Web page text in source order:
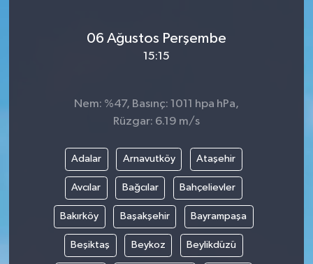
06 Ağustos Perşembe
15:15
Nem: %47, Basınç: 1011 hpa hPa,
Rüzgar: 6.19 m/s
Adalar Arnavutköy Ataşehir
Avcılar Bağcılar Bahçelievler
Bakırköy Başakşehir Bayrampaşa
Beşiktaş Beykoz Beylikdüzü